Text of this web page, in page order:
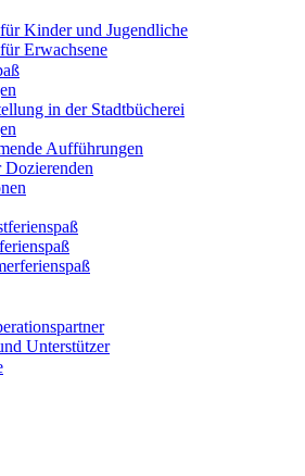
Kinder und Jugendliche
Erwachsene
in der Stadtbücherei
Aufführungen
Dozierenden
Unterstützer